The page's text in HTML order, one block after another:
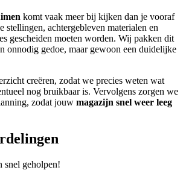
komt vaak meer bij kijken dan je vooraf
stellingen, achtergebleven materialen en
gescheiden moeten worden. Wij pakken dit
onnodig gedoe, maar gewoon een duidelijke
creëren, zodat we precies weten wat
nog bruikbaar is. Vervolgens zorgen we
zodat jouw magazijn snel weer leeg
snel geholpen!